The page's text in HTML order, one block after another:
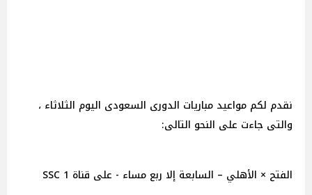
نقدم لكم مواعيد مباريات الدورى السعودى اليوم الثلاثاء ،
والتى جاءت على النحو التالى:
الفتح × الأهلي – السابعة إلا ربع مساء - على قناة SSC 1